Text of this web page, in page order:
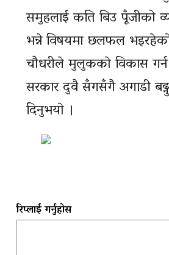
समुहलाई कति बिउ पूँजीको
भन्ने विषयमा छलफल
चाैधरीले मुलुककाे विकास गर्न
सरकार दुवै सँगसँगै अगाडी
दिनुभयाे ।
रिप्लाई गर्नुहोस